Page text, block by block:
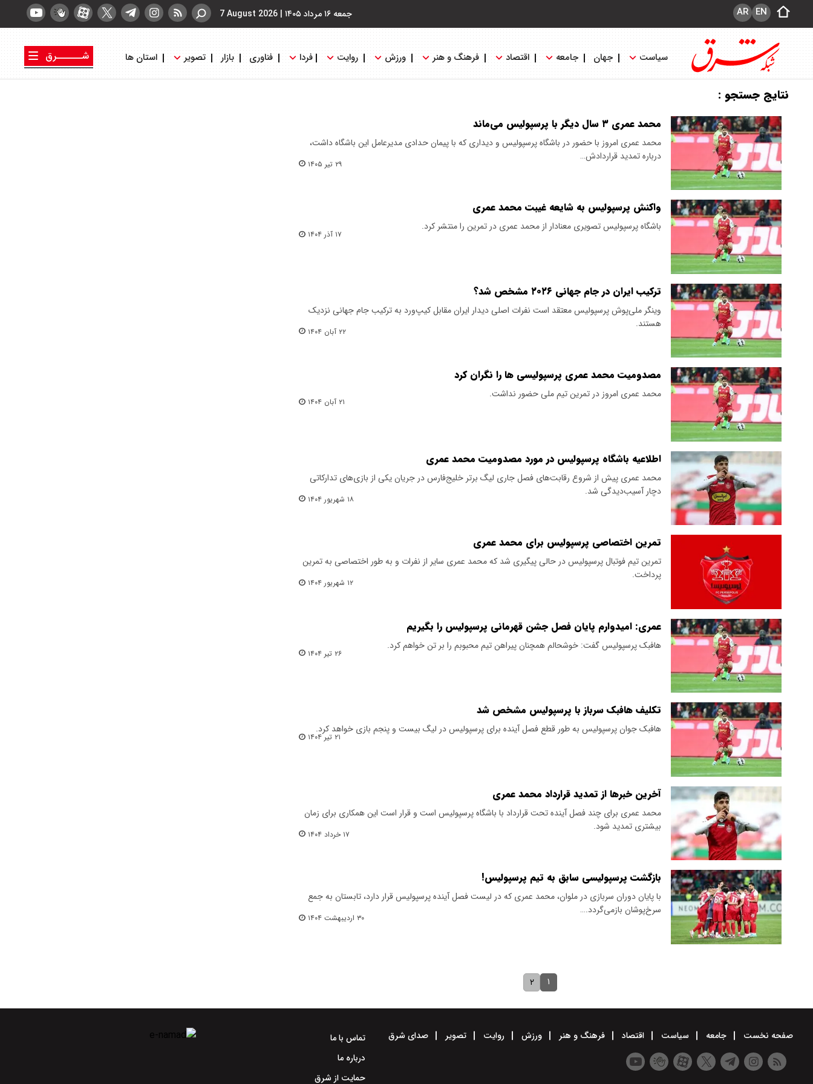
جمعه ۱۶ مرداد ۱۴۰۵ |
7 August 2026 EN
AR
سیاست جهان جامعه اقتصاد فرهنگ و هنر ورزش روایت فردا فناوری بازار تصویر استان ها
شــــــرق
نتایج جستجو :
محمد عمری ۳ سال دیگر با پرسپولیس می‌ماند
محمد عمری امروز با حضور در باشگاه پرسپولیس و دیداری که با پیمان حدادی مدیرعامل این باشگاه داشت،
درباره تمدید قراردادش…
۲۹ تیر ۱۴۰۵
واکنش پرسپولیس به شایعه غیبت محمد عمری
باشگاه پرسپولیس تصویری معنادار از محمد عمری در تمرین را منتشر کرد.
۱۷ آذر ۱۴۰۴
ترکیب ایران در جام جهانی ۲۰۲۶ مشخص شد؟
وینگر ملی‌پوش پرسپولیس معتقد است نفرات اصلی دیدار ایران مقابل کیپ‌ورد به ترکیب جام جهانی نزدیک
هستند.
۲۲ آبان ۱۴۰۴
مصدومیت محمد عمری پرسپولیسی ها را نگران کرد
محمد عمری امروز در تمرین تیم ملی حضور نداشت.
۲۱ آبان ۱۴۰۴
اطلاعیه باشگاه پرسپولیس در مورد مصدومیت محمد عمری
محمد عمری پیش از شروع رقابت‌های فصل جاری لیگ برتر خلیج‌فارس در جریان یکی از بازی‌های تدارکاتی
دچار آسیب‌دیدگی شد.
۱۸ شهریور ۱۴۰۴
تمرین اختصاصی پرسپولیس برای محمد عمری
تمرین تیم فوتبال پرسپولیس در حالی پیگیری شد که محمد عمری سایر از نفرات و به طور اختصاصی به تمرین
پرداخت.
۱۲ شهریور ۱۴۰۴
عمری: امیدوارم پایان فصل جشن قهرمانی پرسپولیس را بگیریم
هافبک پرسپولیس گفت: خوشحالم همچنان پیراهن تیم محبوبم را بر تن خواهم کرد.
۲۶ تیر ۱۴۰۴
تکلیف هافبک سرباز با پرسپولیس مشخص شد
هافبک جوان پرسپولیس به طور قطع فصل آینده برای پرسپولیس در لیگ بیست و پنجم بازی خواهد کرد.
۲۱ تیر ۱۴۰۴
آخرین خبرها از تمدید قرارداد محمد عمری
محمد عمری برای چند فصل آینده تحت قرارداد با باشگاه پرسپولیس است و قرار است این همکاری برای زمان
بیشتری تمدید شود.
۱۷ خرداد ۱۴۰۴
بازگشت پرسپولیسی سابق به تیم پرسپولیس!
با پایان دوران سربازی در ملوان، محمد عمری که در لیست فصل آینده پرسپولیس قرار دارد، تابستان به جمع
سرخ‌پوشان بازمی‌گردد.…
۳۰ اردیبهشت ۱۴۰۴
۱ ۲
صفحه نخست جامعه سیاست اقتصاد فرهنگ و هنر ورزش روایت تصویر صدای شرق
تماس با ما
درباره ما
حمایت از شرق